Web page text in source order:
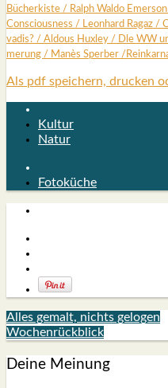
Bücher­kis­te / Ralph Wal­do Emer­son
Con­scious­ness / Leon­hard Ragaz /
vadis? / Aldous Hux­ley / Dle WW
me­rung / Manès Sper­ber /
Als pdf speichern, drucken
Kultur
Natur
Fotoküche
Alles gemalt, nichts gelogen
Wochenrückblick
Deine Meinung